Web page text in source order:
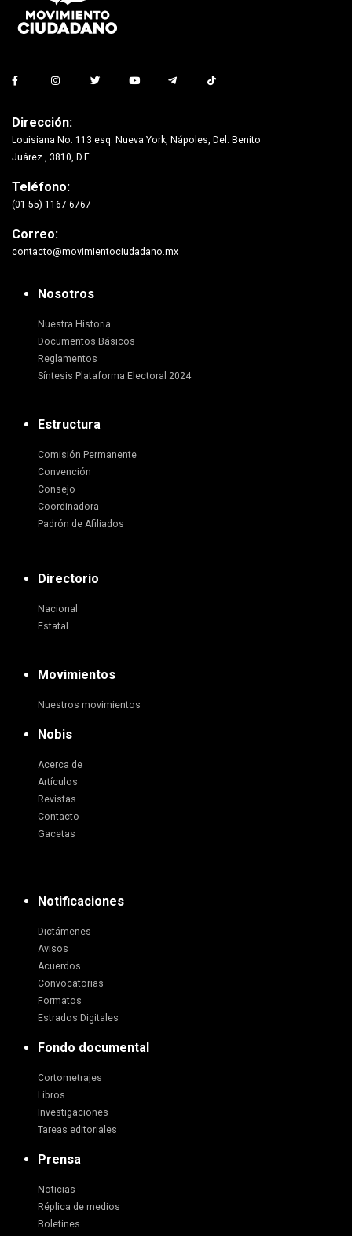
Dirección:
Louisiana No. 113 esq. Nueva York, Nápoles, Del. Benito
Juárez., 3810, D.F.
Teléfono:
(01 55) 1167-6767
Correo:
contacto@movimientociudadano.mx
Nosotros
Nuestra Historia
Documentos Básicos
Reglamentos
Síntesis Plataforma Electoral 2024
Estructura
Comisión Permanente
Convención
Consejo
Coordinadora
Padrón de Afiliados
Directorio
Nacional
Estatal
Movimientos
Nuestros movimientos
Nobis
Acerca de
Artículos
Revistas
Contacto
Gacetas
Notificaciones
Dictámenes
Avisos
Acuerdos
Convocatorias
Formatos
Estrados Digitales
Fondo documental
Cortometrajes
Libros
Investigaciones
Tareas editoriales
Prensa
Noticias
Réplica de medios
Boletines